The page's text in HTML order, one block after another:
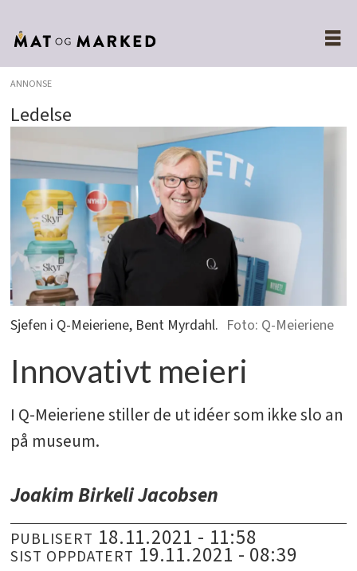
ANNONSE
Ledelse
Sjefen i Q-Meieriene, Bent Myrdahl. Q-Meieriene
Innovativt meieri
I Q-Meieriene stiller de ut idéer som ikke slo an
på museum.
Joakim Birkeli Jacobsen
PUBLISERT 18.11.2021 - 11:58
SIST OPPDATERT 19.11.2021 - 08:39